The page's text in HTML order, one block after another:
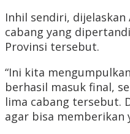
Inhil sendiri,
cabang yang
Provinsi tersebut.
“Ini kita
berhasil masuk final,
lima cabang tersebut.
agar bisa memberikan